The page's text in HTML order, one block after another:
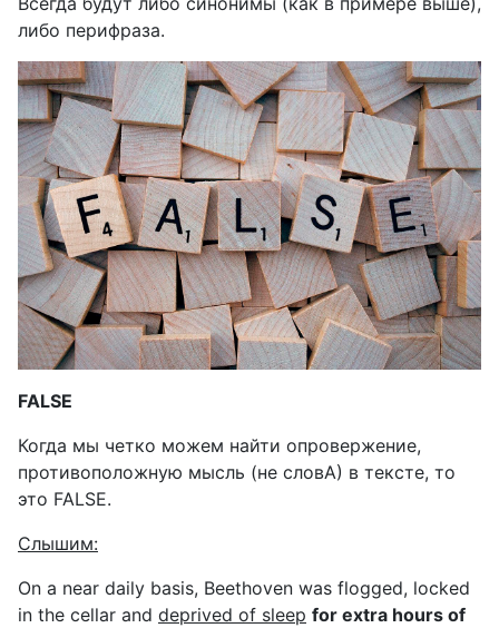
либо перифраза.
FALSE
Когда мы четко можем найти опровержение,
противоположную мысль (не словА) в тексте, то
это FALSE.
Слышим:
On a near daily basis, Beethoven was flogged, locked
in the cellar and deprived of sleep for extra hours of